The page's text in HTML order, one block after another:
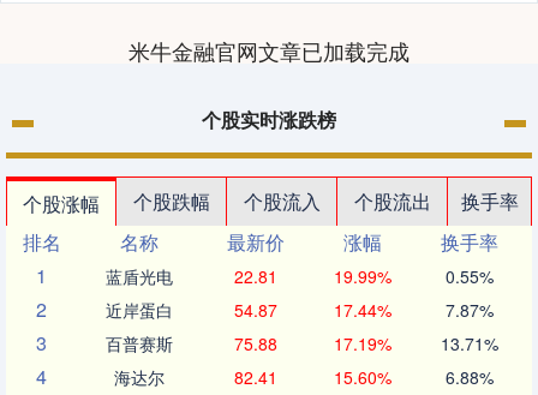
米牛金融官网文章已加载完成
个股实时涨跌榜
个股涨幅 个股跌幅 个股流入 个股流出
换手率
排名
名称 最新价 涨幅
换手率
1
蓝盾光电 22.81 19.99% 0.55%
2 近岸蛋白 54.87 17.44% 7.87%
3 百普赛斯 75.88 17.19% 13.71%
4 海达尔 82.41 15.60% 6.88%